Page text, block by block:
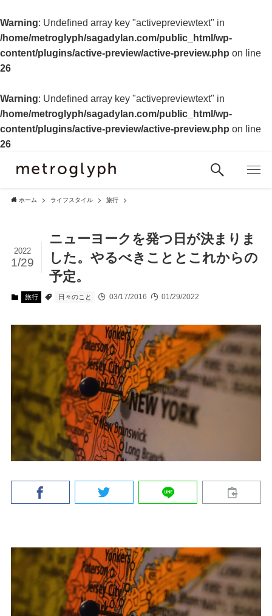
Warning: Undefined array key "activepreviewtext" in
/home/metroglyph/sagadylan.com/public_html/wp-
content/plugins/active-preview/active-preview.php on line
26
Warning: Undefined array key "activepreviewtext" in
/home/metroglyph/sagadylan.com/public_html/wp-
content/plugins/active-preview/active-preview.php on line
26
ホーム ライフスタイル 旅行
ニューヨークを発つ日が決まりま
した。やるべきこととこれからの
予定。
2022
1/29
旅行 日々のこと 03/17/2016 01/29/2022